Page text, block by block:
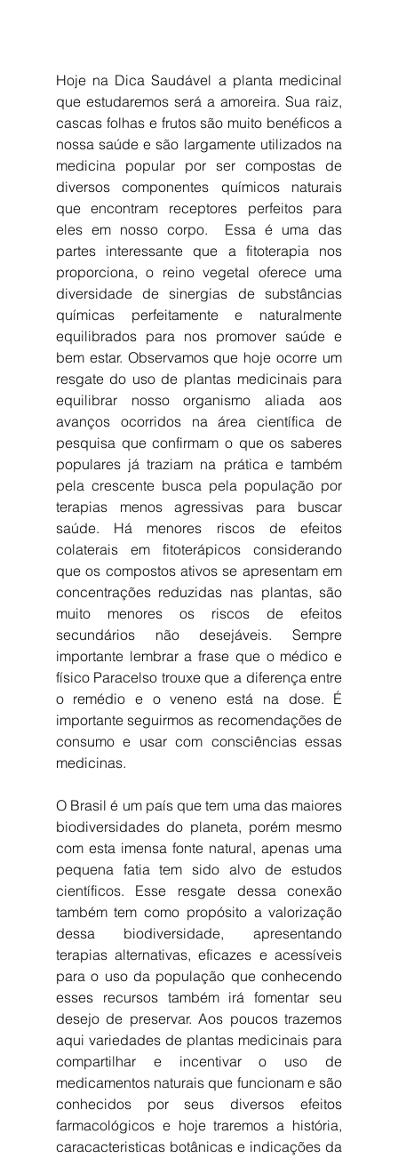
Hoje na Dica Saudável a planta medicinal
que estudaremos será a amoreira. Sua raiz,
cascas folhas e frutos são muito benéficos a
nossa saúde e são largamente utilizados na
medicina popular por ser compostas de
diversos componentes químicos naturais
que encontram receptores perfeitos para
eles em nosso corpo.  Essa é uma das
partes interessante que a fitoterapia nos
proporciona, o reino vegetal oferece uma
diversidade de sinergias de substâncias
químicas perfeitamente e naturalmente
equilibrados para nos promover saúde e
bem estar. Observamos que hoje ocorre um
resgate do uso de plantas medicinais para
equilibrar nosso organismo aliada aos
avanços ocorridos na área científica de
pesquisa que confirmam o que os saberes
populares já traziam na prática e também
pela crescente busca pela população por
terapias menos agressivas para buscar
saúde. Há menores riscos de efeitos
colaterais em fitoterápicos considerando
que os compostos ativos se apresentam em
concentrações reduzidas nas plantas, são
muito menores os riscos de efeitos
secundários não desejáveis. Sempre
importante lembrar a frase que o médico e
físico Paracelso trouxe que a diferença entre
o remédio e o veneno está na dose. É
importante seguirmos as recomendações de
consumo e usar com consciências essas
medicinas.
O Brasil é um país que tem uma das maiores
biodiversidades do planeta, porém mesmo
com esta imensa fonte natural, apenas uma
pequena fatia tem sido alvo de estudos
científicos. Esse resgate dessa conexão
também tem como propósito a valorização
dessa biodiversidade, apresentando
terapias alternativas, eficazes e acessíveis
para o uso da população que conhecendo
esses recursos também irá fomentar seu
desejo de preservar. Aos poucos trazemos
aqui variedades de plantas medicinais para
compartilhar e incentivar o uso de
medicamentos naturais que funcionam e são
conhecidos por seus diversos efeitos
farmacológicos e hoje traremos a história,
caracacteristicas botânicas e indicações da